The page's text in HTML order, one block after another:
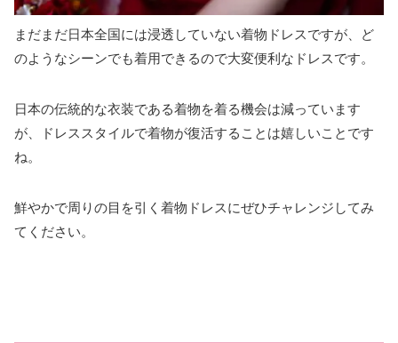
まだまだ日本全国には浸透していない着物ドレスですが、ど
のようなシーンでも着用できるので大変便利なドレスです。
日本の伝統的な衣装である着物を着る機会は減っています
が、ドレススタイルで着物が復活することは嬉しいことです
ね。
鮮やかで周りの目を引く着物ドレスにぜひチャレンジしてみ
てください。